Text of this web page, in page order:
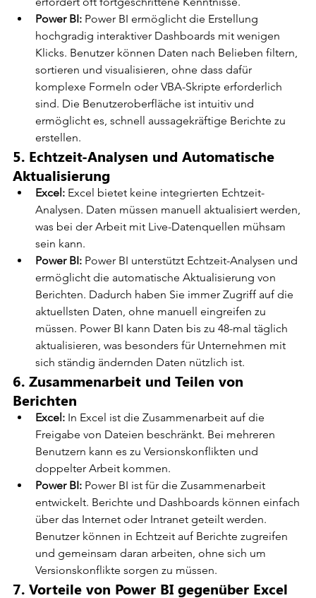
Power BI: Power BI ermöglicht die Erstellung
hochgradig interaktiver Dashboards mit wenigen
Klicks. Benutzer können Daten nach Belieben filtern,
sortieren und visualisieren, ohne dass dafür
komplexe Formeln oder VBA-Skripte erforderlich
sind. Die Benutzeroberfläche ist intuitiv und
ermöglicht es, schnell aussagekräftige Berichte zu
erstellen.
5. Echtzeit-Analysen und Automatische
Aktualisierung
Excel: Excel bietet keine integrierten Echtzeit-
Analysen. Daten müssen manuell aktualisiert werden,
was bei der Arbeit mit Live-Datenquellen mühsam
sein kann.
Power BI: Power BI unterstützt Echtzeit-Analysen und
ermöglicht die automatische Aktualisierung von
Berichten. Dadurch haben Sie immer Zugriff auf die
aktuellsten Daten, ohne manuell eingreifen zu
müssen. Power BI kann Daten bis zu 48-mal täglich
aktualisieren, was besonders für Unternehmen mit
sich ständig ändernden Daten nützlich ist.
6. Zusammenarbeit und Teilen von
Berichten
Excel: In Excel ist die Zusammenarbeit auf die
Freigabe von Dateien beschränkt. Bei mehreren
Benutzern kann es zu Versionskonflikten und
doppelter Arbeit kommen.
Power BI: Power BI ist für die Zusammenarbeit
entwickelt. Berichte und Dashboards können einfach
über das Internet oder Intranet geteilt werden.
Benutzer können in Echtzeit auf Berichte zugreifen
und gemeinsam daran arbeiten, ohne sich um
Versionskonflikte sorgen zu müssen.
7. Vorteile von Power BI gegenüber Excel